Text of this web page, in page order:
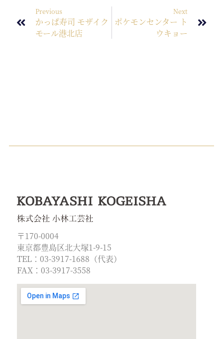
Previous
かっぱ寿司 モザイク
モール港北店
Next
ポケモンセンター ト
ウキョー
〒170-0004
東京都豊島区北大塚1-9-15
TEL：03-3917-1688（代表）
FAX：03-3917-3558